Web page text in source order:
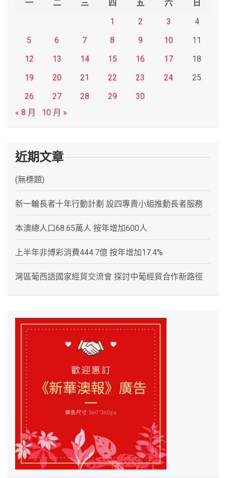
一 二 三 四 五 六
日
1
2 3
4
5
6 7 8 9 10
11
12
13 14 15 16 17
18
19
20 21 22 23 24
25
26
27 28 29
30
« 8 月
10 月 »
近期文章
(無標題)
新一輪長者十年行動計劃 設四專責小組推動長者服務
本澳總人口68.65萬人 按年增加600人
上半年非博彩消費444.7億 按年增加17.4%
灣區葡西語國家經貿交流會 探討中葡經貿合作新路徑